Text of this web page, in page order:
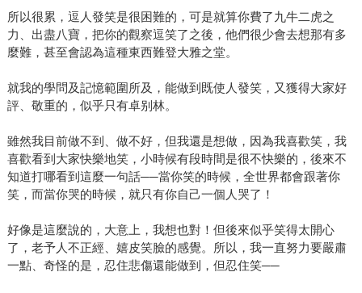
所以很累，逗人發笑是很困難的，可是就算你費了九牛二虎之
力、出盡八寶，把你的觀察逗笑了之後，他們很少會去想那有多
麼難，甚至會認為這種東西難登大雅之堂。
就我的學問及記憶範圍所及，能做到既使人發笑，又獲得大家好
評、敬重的，似乎只有卓别林。
雖然我目前做不到、做不好，但我還是想做，因為我喜歡笑，我
喜歡看到大家快樂地笑，小時候有段時間是很不快樂的，後來不
知道打哪看到這麼一句話──當你笑的時候，全世界都會跟著你
笑，而當你哭的時候，就只有你自己一個人哭了！
好像是這麼說的，大意上，我想也對！但後來似乎笑得太開心
了，老予人不正經、嬉皮笑臉的感覺。所以，我一直努力要嚴肅
一點、奇怪的是，忍住悲傷還能做到，但忍住笑──